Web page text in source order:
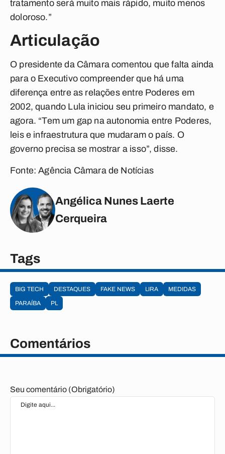
tratamento será muito mais rápido, muito menos
doloroso.”
Articulação
O presidente da Câmara comentou que falta ainda
para o Executivo compreender que há uma
diferença entre as relações entre Poderes em
2002, quando Lula iniciou seu primeiro mandato, e
agora. “Tem um gap na autonomia entre Poderes,
leis e infraestrutura que mudaram o país. O
governo precisa se mostrar a isso”, disse.
Fonte: Agência Câmara de Notícias
Angélica Nunes Laerte
Cerqueira
Tags
BIG TECH DESTAQUES FAKE NEWS LIRA
MEDIDAS
PARAÍBA
PL
Comentários
Seu comentário (Obrigatório)